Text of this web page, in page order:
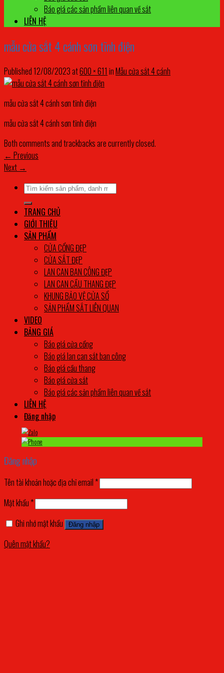
Báo giá các sản phẩm liên quan về sắt
LIÊN HỆ
mẫu cửa sắt 4 cánh sơn tĩnh điện
Published12/08/2023at600 × 611 inMẫu cửa sắt 4 cánh
mẫu cửa sắt 4 cánh sơn tĩnh điện
mẫu cửa sắt 4 cánh sơn tĩnh điện
Both comments and trackbacks are currently closed.
← Previous
Next →
Tìm
kiếm:
TRANG CHỦ
GIỚI THIỆU
SẢN PHẨM
CỬA CỔNG ĐẸP
CỬA SẮT ĐẸP
LAN CAN BAN CÔNG ĐẸP
LAN CAN CẦU THANG ĐẸP
KHUNG BẢO VỆ CỬA SỔ
SẢN PHẨM SẮT LIÊN QUAN
VIDEO
BẢNG GIÁ
Báo giá cửa cổng
Báo giá lan can sắt ban công
Báo giá cầu thang
Báo giá cửa sắt
Báo giá các sản phẩm liên quan về sắt
LIÊN HỆ
Đăng nhập
Đăng nhập
Tên tài khoản hoặc địa chỉ email *
Mật khẩu *
Ghi nhớ mật khẩu
Đăng nhập
Quên mật khẩu?